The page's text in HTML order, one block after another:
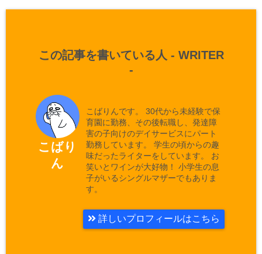
この記事を書いている人 - WRITER
-
こばり
ん
こばりんです。 30代から未経験で保
育園に勤務、その後転職し、発達障
害の子向けのデイサービスにパート
勤務しています。 学生の頃からの趣
味だったライターをしています。 お
笑いとワインが大好物！ 小学生の息
子がいるシングルマザーでもありま
す。
詳しいプロフィールはこちら